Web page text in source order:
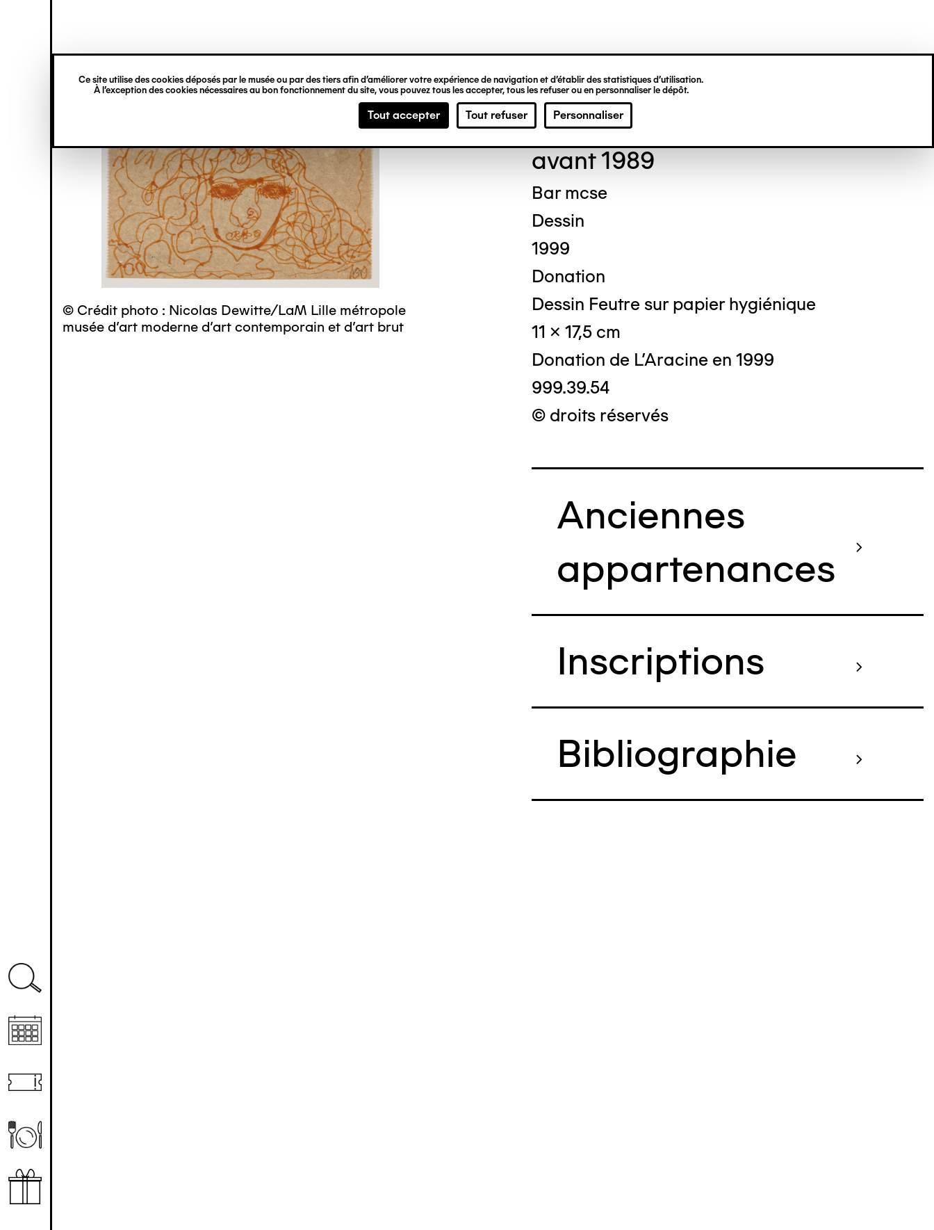
Ce site utilise des cookies déposés par le musée ou par des tiers afin d’améliorer votre expérience de navigation et d’établir des statistiques d’utilisation.
À l’exception des cookies nécessaires au bon fonctionnement du site, vous pouvez tous les accepter, tous les refuser ou en personnaliser le dépôt.
Tout accepter Tout refuser Personnaliser
principal
verticale
© Crédit photo : Nicolas Dewitte/LaM Lille métropole
musée d’art moderne d’art contemporain et d’art brut
Georgine HU
avant 1989
Bar mcse
Dessin
1999
Donation
Dessin Feutre sur papier hygiénique
11 x 17,5 cm
Donation de L'Aracine en 1999
999.39.54
© droits réservés
Anciennes
appartenances
Inscriptions
Bibliographie